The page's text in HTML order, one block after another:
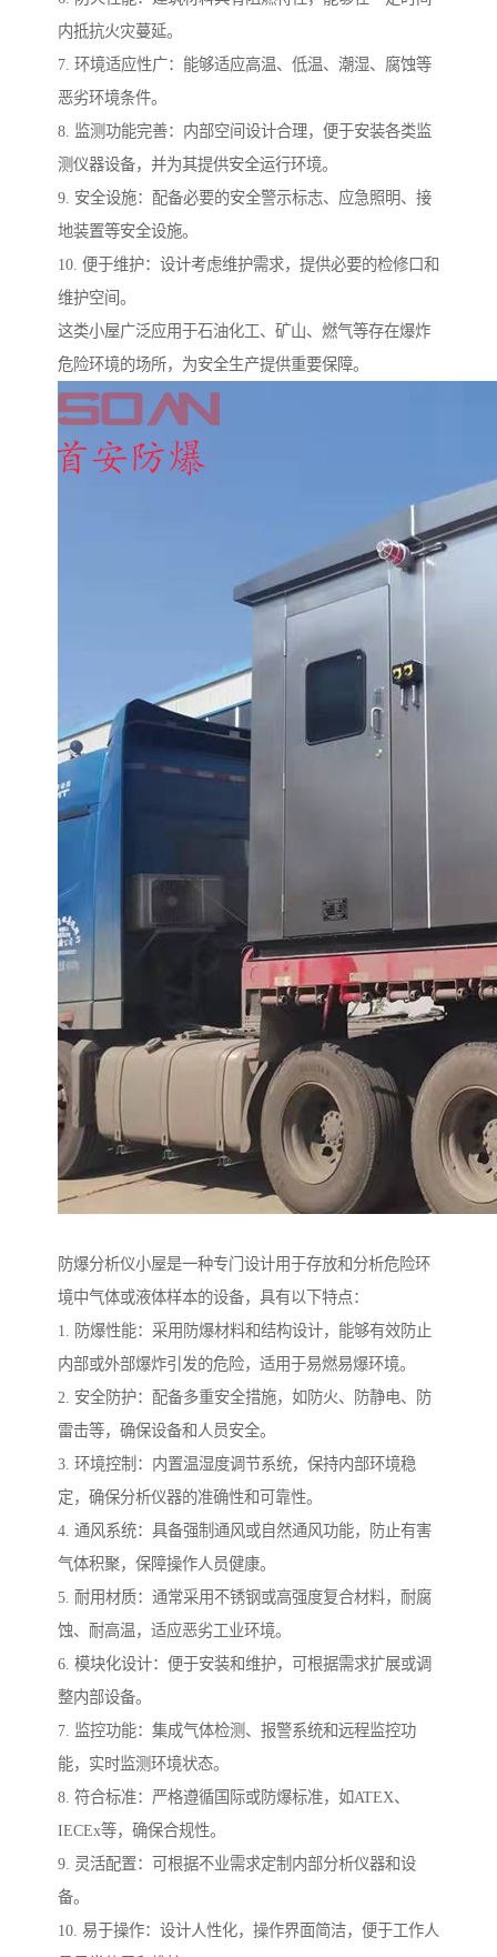
内抵抗火灾蔓延。
7. 环境适应性广：能够适应高温、低温、潮湿、腐蚀等
恶劣环境条件。
8. 监测功能完善：内部空间设计合理，便于安装各类监
测仪器设备，并为其提供安全运行环境。
9. 安全设施：配备必要的安全警示标志、应急照明、接
地装置等安全设施。
10. 便于维护：设计考虑维护需求，提供必要的检修口和
维护空间。
这类小屋广泛应用于石油化工、矿山、燃气等存在爆炸
危险环境的场所，为安全生产提供重要保障。
防爆分析仪小屋是一种专门设计用于存放和分析危险环
境中气体或液体样本的设备，具有以下特点：
1. 防爆性能：采用防爆材料和结构设计，能够有效防止
内部或外部爆炸引发的危险，适用于易燃易爆环境。
2. 安全防护：配备多重安全措施，如防火、防静电、防
雷击等，确保设备和人员安全。
3. 环境控制：内置温湿度调节系统，保持内部环境稳
定，确保分析仪器的准确性和可靠性。
4. 通风系统：具备强制通风或自然通风功能，防止有害
气体积聚，保障操作人员健康。
5. 耐用材质：通常采用不锈钢或高强度复合材料，耐腐
蚀、耐高温，适应恶劣工业环境。
6. 模块化设计：便于安装和维护，可根据需求扩展或调
整内部设备。
7. 监控功能：集成气体检测、报警系统和远程监控功
能，实时监测环境状态。
8. 符合标准：严格遵循国际或防爆标准，如ATEX、
IECEx等，确保合规性。
9. 灵活配置：可根据不业需求定制内部分析仪器和设
备。
10. 易于操作：设计人性化，操作界面简洁，便于工作人